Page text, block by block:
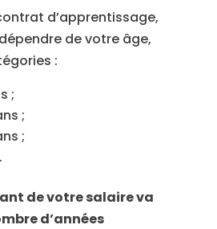
d’apprentissage,
de votre âge,
:
;
;
;
de votre salaire va
d’années